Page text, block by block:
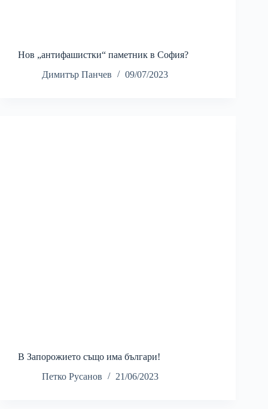
Нов „антифашистки“ паметник в София?
Димитър Панчев
09/07/2023
В Запорожието също има българи!
Петко Русанов
21/06/2023